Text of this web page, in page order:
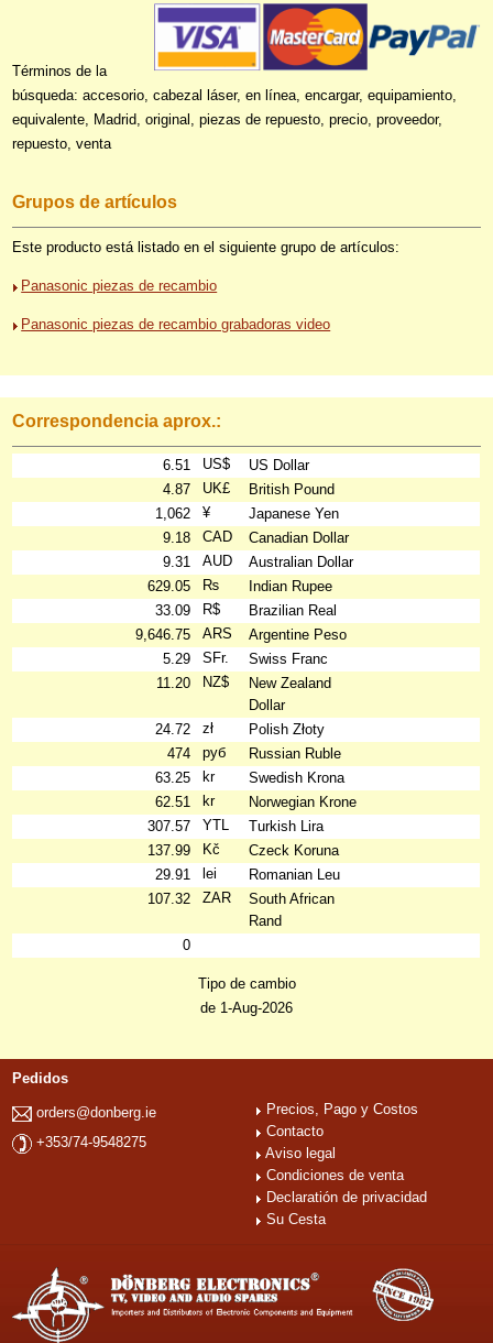
Términos de la
búsqueda: accesorio, cabezal láser, en línea, encargar, equipamiento,
equivalente, Madrid, original, piezas de repuesto, precio, proveedor,
repuesto, venta
Grupos de artículos
Este producto está listado en el siguiente grupo de artículos:
Panasonic piezas de recambio
Panasonic piezas de recambio grabadoras video
Correspondencia aprox.:
6.51 US$
US Dollar
4.87
UK£
British Pound
1,062
¥
Japanese Yen
9.18
CAD
Canadian Dollar
9.31
AUD
Australian Dollar
629.05
₨
Indian Rupee
33.09
R$
Brazilian Real
9,646.75
ARS
Argentine Peso
5.29
SFr.
Swiss Franc
11.20
NZ$
New Zealand
Dollar
24.72
zł
Polish Złoty
474
руб
Russian Ruble
63.25
kr
Swedish Krona
62.51
kr
Norwegian Krone
307.57
YTL
Turkish Lira
137.99
Kč
Czeck Koruna
29.91
lei
Romanian Leu
107.32
ZAR
South African
Rand
0
Tipo de cambio
de 1-Aug-2026
Pedidos
orders@donberg.ie
+353/74-9548275
Precios, Pago y Costos
Contacto
Aviso legal
Condiciones de venta
Declaratión de privacidad
Su Cesta